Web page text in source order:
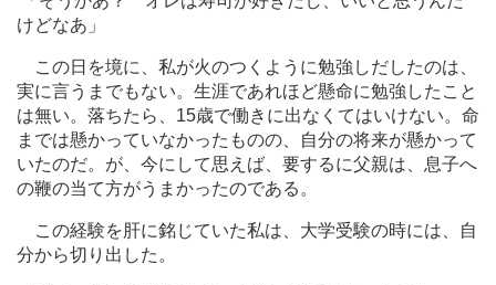
けどなあ」
この日を境に、私が火のつくように勉強しだしたのは、
実に言うまでもない。生涯であれほど懸命に勉強したこと
は無い。落ちたら、15歳で働きに出なくてはいけない。命
までは懸かっていなかったものの、自分の将来が懸かって
いたのだ。が、今にして思えば、要するに父親は、息子へ
の鞭の当て方がうまかったのである。
この経験を肝に銘じていた私は、大学受験の時には、自
分から切り出した。